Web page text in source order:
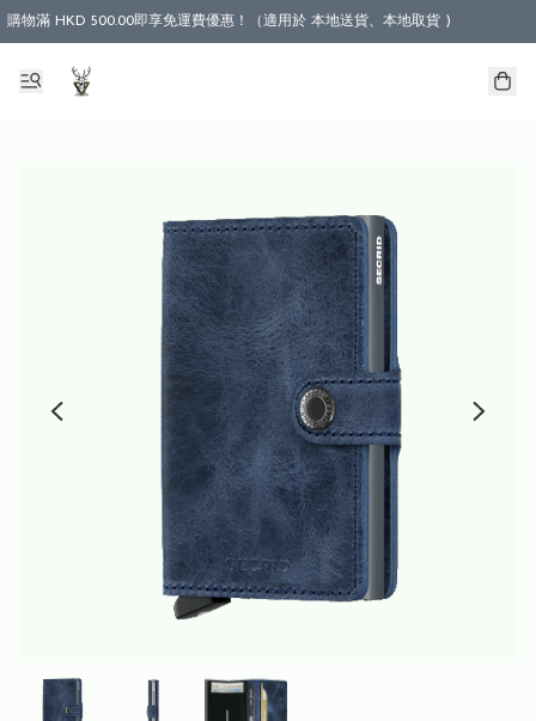
購物滿 HKD 500.00即享免運費優惠！（適用於 本地送貨、本地取貨 )